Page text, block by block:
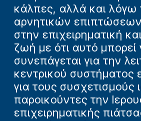
κάλπες, αλλά και λόγω
αρνητικών
στην επιχειρηματική
ζωή με ότι αυτό μπορεί
συνεπάγεται για την
κεντρικού συστήματος
για τους συσχετισμούς
παροικούντες την
επιχειρηματικής